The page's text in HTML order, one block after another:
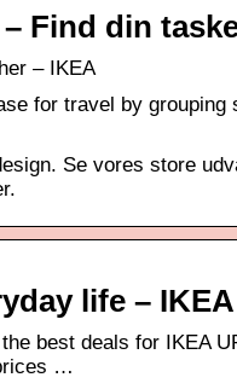
Find din
– IKEA
for travel by
Se vores store
life – IKEA
best deals for IKEA
…